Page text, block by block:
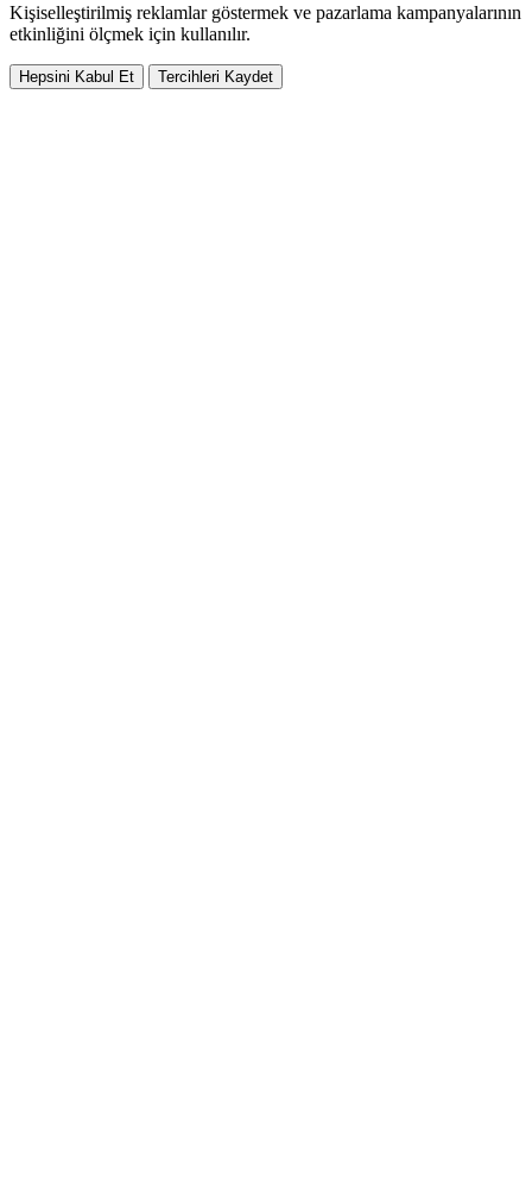
Kişiselleştirilmiş reklamlar göstermek ve pazarlama kampanyalarının
etkinliğini ölçmek için kullanılır.
Hepsini Kabul Et Tercihleri Kaydet